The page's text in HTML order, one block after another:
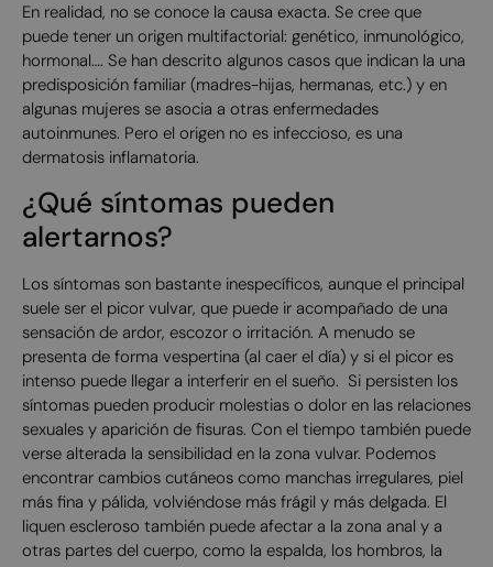
En realidad, no se conoce la causa exacta. Se cree que
puede tener un origen multifactorial: genético, inmunológico,
hormonal…. Se han descrito algunos casos que indican la una
predisposición familiar (madres-hijas, hermanas, etc.) y en
algunas mujeres se asocia a otras enfermedades
autoinmunes. Pero el origen no es infeccioso, es una
dermatosis inflamatoria.
¿Qué síntomas pueden
alertarnos?
Los síntomas son bastante inespecíficos, aunque el principal
suele ser el picor vulvar, que puede ir acompañado de una
sensación de ardor, escozor o irritación. A menudo se
presenta de forma vespertina (al caer el día) y si el picor es
intenso puede llegar a interferir en el sueño. Si persisten los
síntomas pueden producir molestias o dolor en las relaciones
sexuales y aparición de fisuras. Con el tiempo también puede
verse alterada la sensibilidad en la zona vulvar. Podemos
encontrar cambios cutáneos como manchas irregulares, piel
más fina y pálida, volviéndose más frágil y más delgada. El
liquen escleroso también puede afectar a la zona anal y a
otras partes del cuerpo, como la espalda, los hombros, la